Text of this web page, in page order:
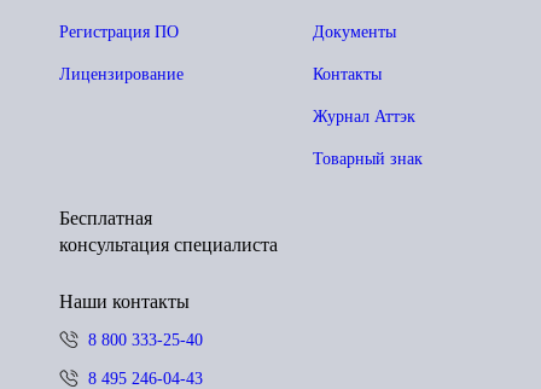
Документы
Контакты
Журнал Аттэк
Товарный знак
Регистрация ПО
Лицензирование
Бесплатная
консультация специалиста
Наши контакты
8 800 333-25-40
8 495 246-04-43